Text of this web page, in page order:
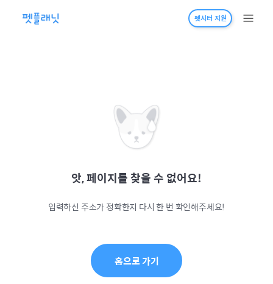
펫시터 지원
앗, 페이지를 찾을 수 없어요!
입력하신 주소가 정확한지 다시 한 번 확인해주세요!
홈으로 가기